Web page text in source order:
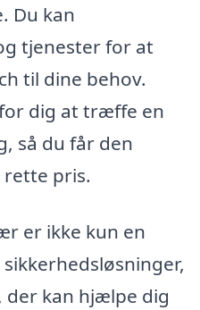
Du kan
tjenester for at
til dine behov.
dig at træffe en
så du får den
rette pris.
er ikke kun en
der kan hjælpe dig